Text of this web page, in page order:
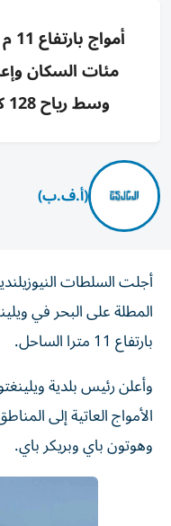
مئات السكان
وسط رياح 128 كم/س وإلغاء رحلات جوية
(أ.ف.ب)
أجلت السلطات
المطلة على البحر في
بارتفاع 11 مترا الساحل.
وأعلن رئيس بلدية
الأمواج العاتية إلى
وهوتون باي وبريكر باي.